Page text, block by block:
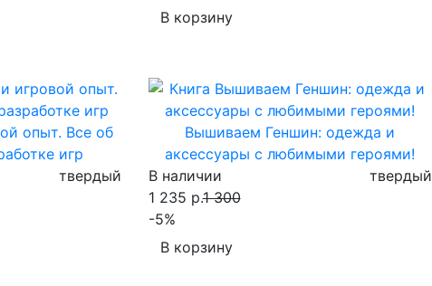
В корзину
опыт. Все об
игр
твердый
Вышиваем Геншин: одежда и
аксессуары с любимыми героями!
В наличии
твердый
1 235 р.1 300
-5%
В корзину